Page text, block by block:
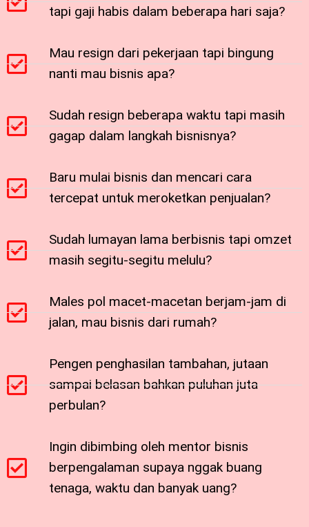
tapi gaji habis dalam beberapa hari saja?
Mau resign dari pekerjaan tapi bingung
nanti mau bisnis apa?
Sudah resign beberapa waktu tapi masih
gagap dalam langkah bisnisnya?
Baru mulai bisnis dan mencari cara
tercepat untuk meroketkan penjualan?
Sudah lumayan lama berbisnis tapi omzet
masih segitu-segitu melulu?
Males pol macet-macetan berjam-jam di
jalan, mau bisnis dari rumah?
Pengen penghasilan tambahan, jutaan
sampai belasan bahkan puluhan juta
perbulan?
Ingin dibimbing oleh mentor bisnis
berpengalaman supaya nggak buang
tenaga, waktu dan banyak uang?